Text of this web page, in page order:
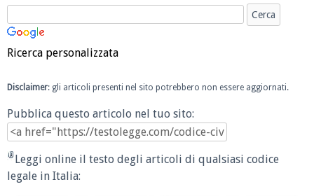
Ricerca personalizzata
Disclaimer: gli articoli presenti nel sito potrebbero non essere aggiornati.
Pubblica questo articolo nel tuo sito:
Leggi online il testo degli articoli di qualsiasi codice
legale in Italia: